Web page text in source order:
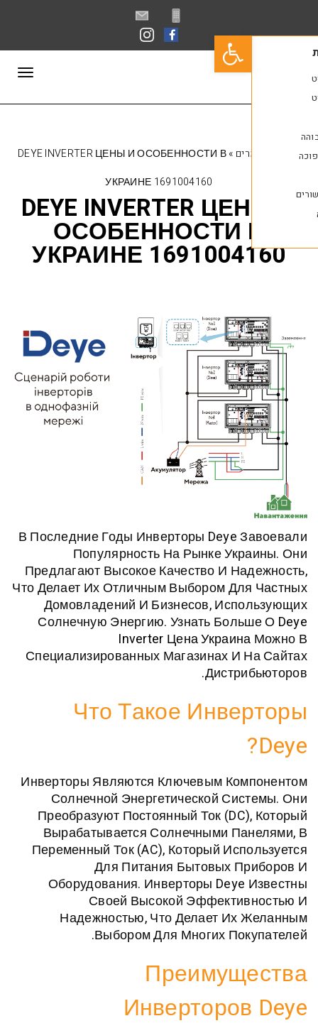
פתח סרגל נגישות
»
DEYE INVERTER ЦЕНЫ И ОСОБЕННОСТИ В
УКРАИНЕ 1691004160
DEYE INVERTER
ОСОБЕННОСТИ
УКРАИНЕ
В Последние Годы Инверторы Deye
Популярность На Рынке
Предлагают Высокое Качество И
Что Делает Их Отличным Выбором
Домовладений И Бизнесов,
Солнечную Энергию. Узнать
Inverter Цена Украина
Специализированных Магазинах И
Что Такое
Инверторы Являются Ключевым
Солнечной Энергетической
Преобразуют Постоянный Ток
Вырабатывается Солнечными
Переменный Ток (AC), Который
Для Питания Бытовых
Оборудования. Инверторы Deye
Своей Высокой
Надежностью, Что Делает Их
Выбором Для Многих